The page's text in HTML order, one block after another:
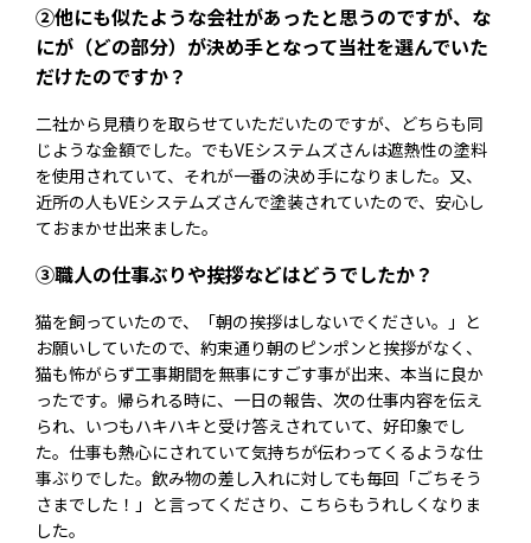
②他にも似たような会社があったと思うのですが、な
にが（どの部分）が決め手となって当社を選んでいた
だけたのですか？
二社から見積りを取らせていただいたのですが、どちらも同
じような金額でした。でもVEシステムズさんは遮熱性の塗料
を使用されていて、それが一番の決め手になりました。又、
近所の人もVEシステムズさんで塗装されていたので、安心し
ておまかせ出来ました。
③職人の仕事ぶりや挨拶などはどうでしたか？
猫を飼っていたので、「朝の挨拶はしないでください。」と
お願いしていたので、約束通り朝のピンポンと挨拶がなく、
猫も怖がらず工事期間を無事にすごす事が出来、本当に良か
ったです。帰られる時に、一日の報告、次の仕事内容を伝え
られ、いつもハキハキと受け答えされていて、好印象でし
た。仕事も熱心にされていて気持ちが伝わってくるような仕
事ぶりでした。飲み物の差し入れに対しても毎回「ごちそう
さまでした！」と言ってくださり、こちらもうれしくなりま
した。